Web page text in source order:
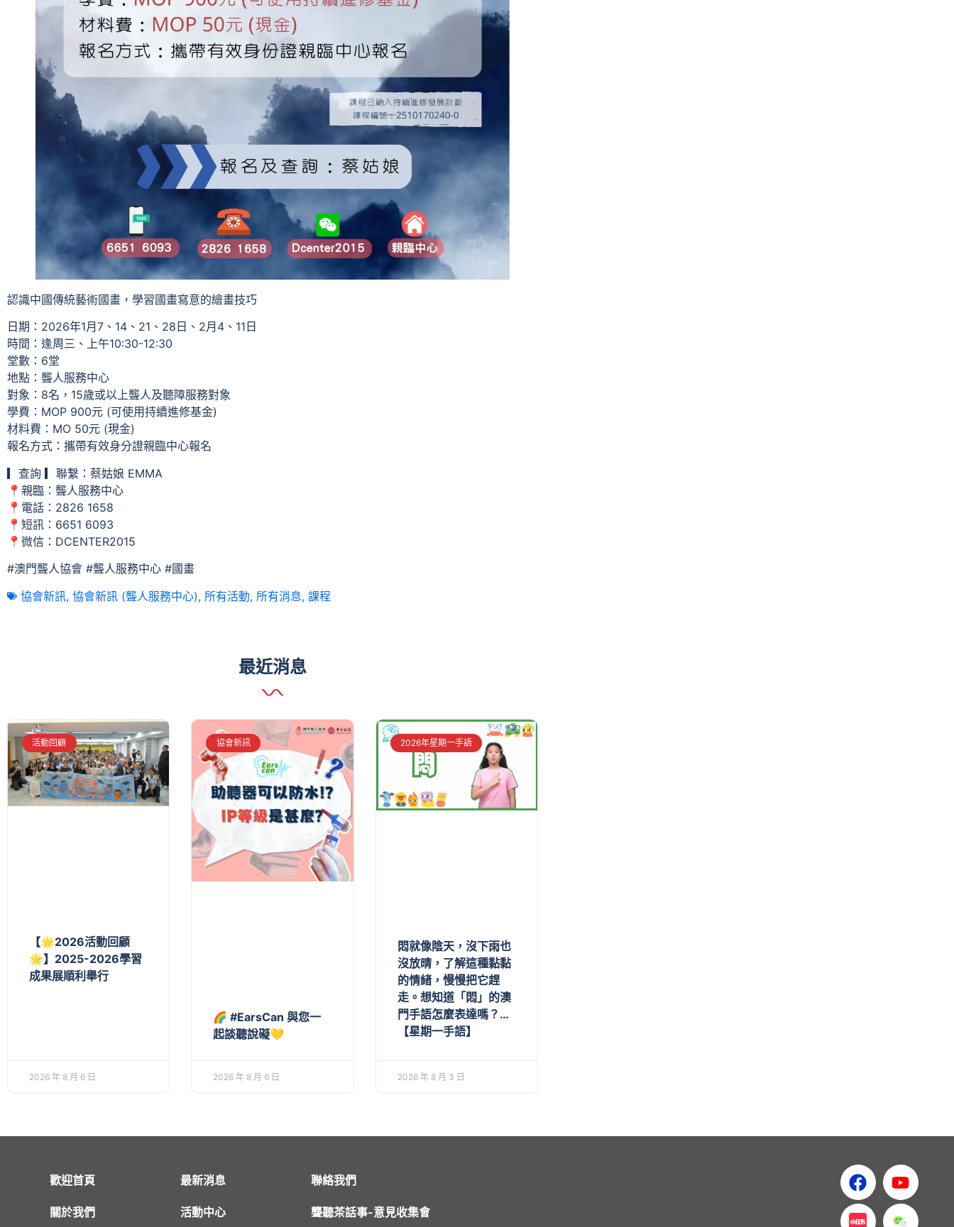
認識中國傳統藝術國畫，學習國畫寫意的繪畫技巧
日期：2026年1月7、14、21、28日、2月4、11日
時間：逢周三、上午10:30-12:30
堂數：6堂
地點：聾人服務中心
對象：8名，15歲或以上聾人及聽障服務對象
學費：MOP 900元 (可使用持續進修基金)
材料費：MO 50元 (現金)
報名方式：攜帶有效身分證親臨中心報名
▎查詢 ▎聯繫：蔡姑娘 EMMA
📍親臨：聾人服務中心
📍電話：2826 1658
📍短訊：6651 6093
📍微信：DCENTER2015
#澳門聾人協會 #聾人服務中心 #國畫
協會新訊, 協會新訊 (聾人服務中心), 所有活動, 所有消息, 課程
最近消息
活動回顧
【🌟2026活動回顧
🌟】2025-2026學習
成果展順利舉行
2026 年 8 月 6 日
協會新訊
🌈 #EarsCan 與您一
起談聽說礙💛
2026 年 8 月 6 日
2026年星期一手語
悶就像陰天，沒下雨也
沒放晴，了解這種黏黏
的情緒，慢慢把它趕
走。想知道「悶」的澳
門手語怎麼表達嗎？…
【星期一手語】
2026 年 8 月 3 日
歡迎首頁
關於我們
最新消息
活動中心
聯絡我們
聾聽茶話事-意見收集會